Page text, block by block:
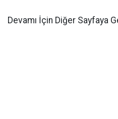
Devamı İçin Diğer Sayfaya